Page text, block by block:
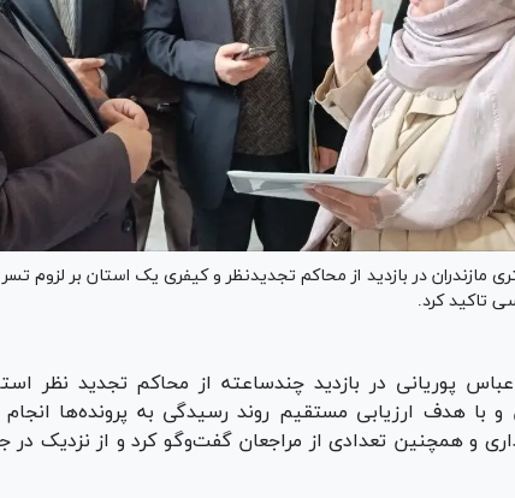
مازندران در بازدید از محاکم تجدیدنظر و کیفری یک استان بر لزوم
تاکید کرد.
عباس پوریانی در بازدید چندساعته از محاکم تجدید نظر
با هدف ارزیابی مستقیم روند رسیدگی به پرونده‌ها انجام
و همچنین تعدادی از مراجعان گفت‌و‌گو کرد و از نزدیک در